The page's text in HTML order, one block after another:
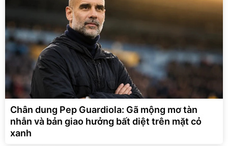
Chân dung Pep Guardiola: Gã mộng mơ tàn
nhẫn và bản giao hưởng bất diệt trên mặt cỏ
xanh